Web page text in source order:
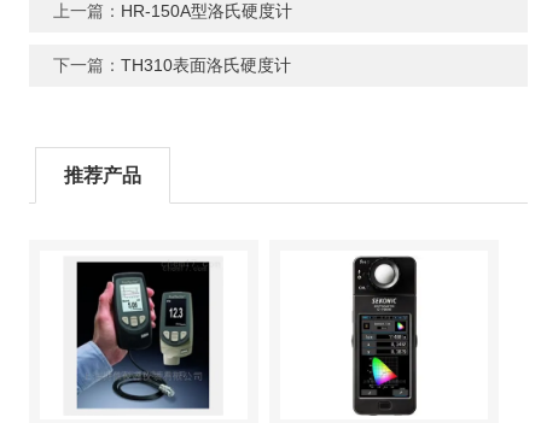
上一篇： HR-150A型洛氏硬度计
下一篇： TH310表面洛氏硬度计
推荐产品